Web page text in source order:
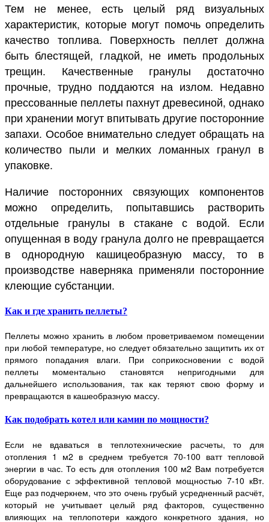
Тем не менее, есть целый ряд визуальных
характеристик, которые могут помочь определить
качество топлива. Поверхность пеллет должна
быть блестящей, гладкой, не иметь продольных
трещин. Качественные гранулы достаточно
прочные, трудно поддаются на излом. Недавно
прессованные пеллеты пахнут древесиной, однако
при хранении могут впитывать другие посторонние
запахи. Особое внимательно следует обращать на
количество пыли и мелких ломанных гранул в
упаковке.
Наличие посторонних связующих компонентов
можно определить, попытавшись растворить
отдельные гранулы в стакане с водой. Если
опущенная в воду гранула долго не превращается
в однородную кашицеобразную массу, то в
производстве наверняка применяли посторонние
клеющие субстанции.
Как и где хранить пеллеты?
Пеллеты можно хранить в любом проветриваемом помещении
при любой температуре, но следует обязательно защитить их от
прямого попадания влаги. При соприкосновении с водой
пеллеты моментально становятся непригодными для
дальнейшего использования, так как теряют свою форму и
превращаются в кашеобразную массу.
Как подобрать котел или камин по мощности?
Если не вдаваться в теплотехнические расчеты, то для
отопления 1 м2 в среднем требуется 70-100 ватт тепловой
энергии в час. То есть для отопления 100 м2 Вам потребуется
оборудование с эффективной тепловой мощностью 7-10 кВт.
Еще раз подчеркнем, что это очень грубый усредненный расчёт,
который не учитывает целый ряд факторов, существенно
влияющих на теплопотери каждого конкретного здания, но